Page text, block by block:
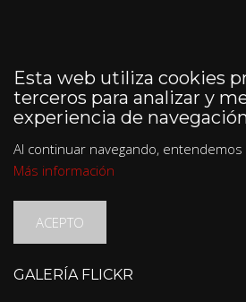
Esta web utiliza cookies
terceros para analizar y
experiencia de
Al continuar navegando,
Más información
ACEPTO
GALERÍA FLICKR